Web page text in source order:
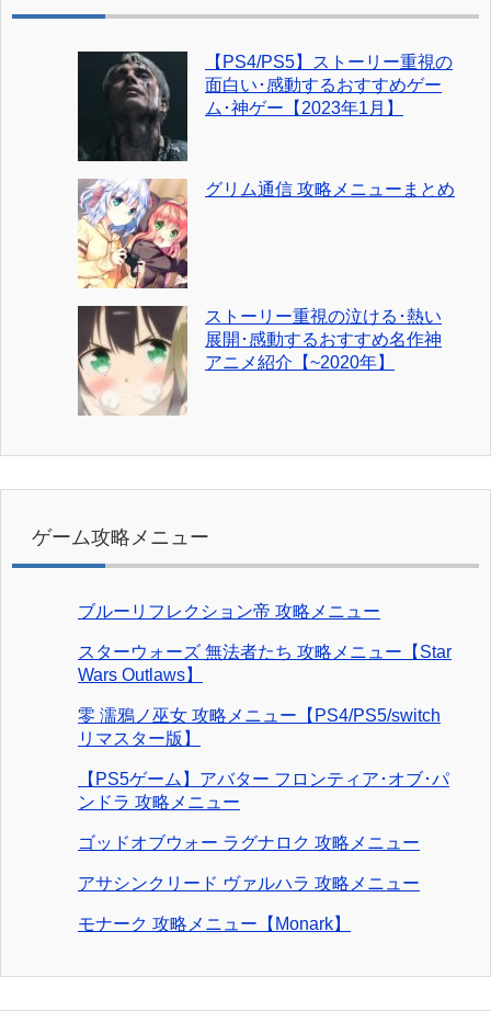
【PS4/PS5】ストーリー重視の
面白い･感動するおすすめゲー
ム･神ゲー【2023年1月】
グリム通信 攻略メニューまとめ
ストーリー重視の泣ける･熱い
展開･感動するおすすめ名作神
アニメ紹介【~2020年】
ゲーム攻略メニュー
ブルーリフレクション帝 攻略メニュー
スターウォーズ 無法者たち 攻略メニュー【Star
Wars Outlaws】
零 濡鴉ノ巫女 攻略メニュー【PS4/PS5/switch
リマスター版】
【PS5ゲーム】アバター フロンティア･オブ･パ
ンドラ 攻略メニュー
ゴッドオブウォー ラグナロク 攻略メニュー
アサシンクリード ヴァルハラ 攻略メニュー
モナーク 攻略メニュー【Monark】